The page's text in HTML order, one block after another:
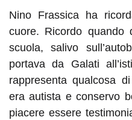
Nino Frassica ha
cuore. Ricordo quando
scuola, salivo
portava da Galati
rappresenta qualcosa
era autista e conservo
piacere essere